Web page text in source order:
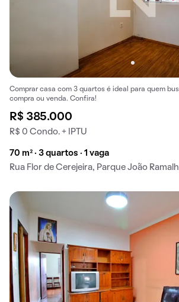
Comprar casa com 3 quartos é ideal para quem
compra ou venda. Confira!
R$ 385.000
R$ 0 Condo. + IPTU
70 m² · 3 quartos · 1 vaga
Rua Flor de Cerejeira, Parque João